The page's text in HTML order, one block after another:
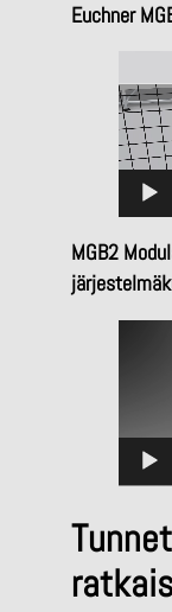
Euchner
i
d
e
t
o
i
MGB2
t
i
s